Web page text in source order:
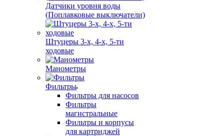
Датчики уровня воды
(Поплавковые выключатели)
Штуцеры 3-х, 4-х, 5-ти
ходовые
Манометры
Фильтры
Фильтры для насосов
Фильтры
магистральные
Фильтры и корпусы
для картриджей